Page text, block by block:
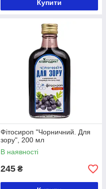
Купити
Фітосироп "Чорничний. Для
зору", 200 мл
В наявності
245 ₴